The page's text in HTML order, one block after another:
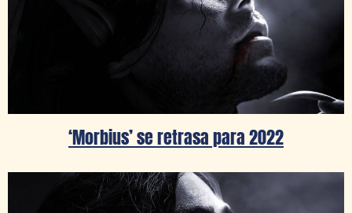
‘Morbius’ se retrasa para 2022